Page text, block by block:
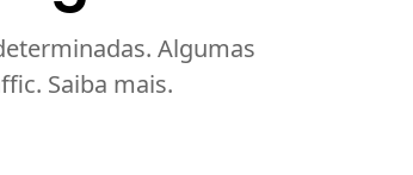
Algumas
Saiba mais.